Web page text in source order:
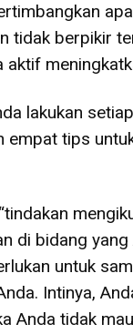
tidak berpikir
lakukan
empat tips
di bidang yang
untuk
Intinya,
Anda tidak